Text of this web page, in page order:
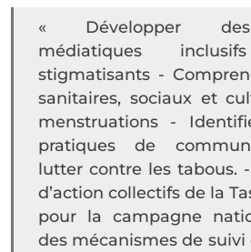
« Développer
médiatiques
stigmatisants -
sanitaires, sociaux et
menstruations -
pratiques de
lutter contre les tabous.
d’action collectifs de la
pour la campagne
des mécanismes de suivi